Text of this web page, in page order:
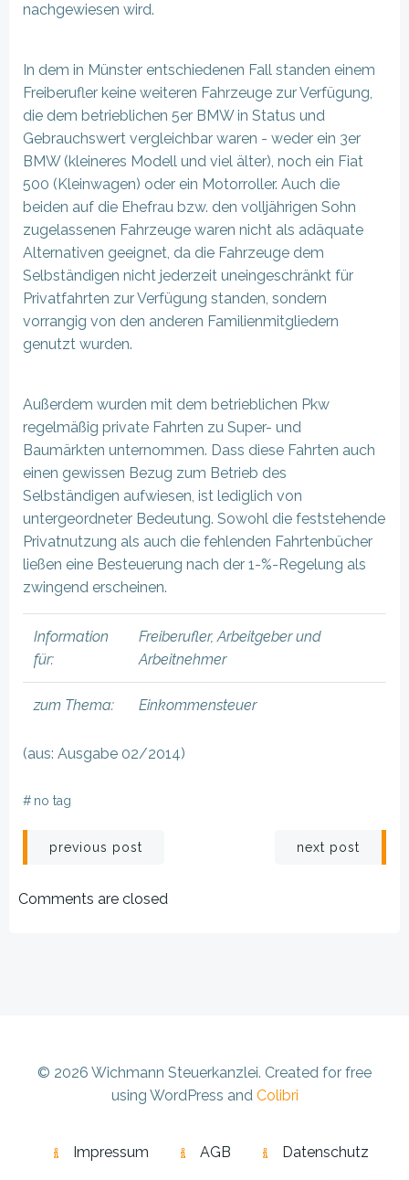
nachgewiesen wird.
In dem in Münster entschiedenen Fall standen einem
Freiberufler keine weiteren Fahrzeuge zur Verfügung,
die dem betrieblichen 5er BMW in Status und
Gebrauchswert vergleichbar waren - weder ein 3er
BMW (kleineres Modell und viel älter), noch ein Fiat
500 (Kleinwagen) oder ein Motorroller. Auch die
beiden auf die Ehefrau bzw. den volljährigen Sohn
zugelassenen Fahrzeuge waren nicht als adäquate
Alternativen geeignet, da die Fahrzeuge dem
Selbständigen nicht jederzeit uneingeschränkt für
Privatfahrten zur Verfügung standen, sondern
vorrangig von den anderen Familienmitgliedern
genutzt wurden.
Außerdem wurden mit dem betrieblichen Pkw
regelmäßig private Fahrten zu Super- und
Baumärkten unternommen. Dass diese Fahrten auch
einen gewissen Bezug zum Betrieb des
Selbständigen aufwiesen, ist lediglich von
untergeordneter Bedeutung. Sowohl die feststehende
Privatnutzung als auch die fehlenden Fahrtenbücher
ließen eine Besteuerung nach der 1-%-Regelung als
zwingend erscheinen.
Information
für:
Freiberufler, Arbeitgeber und
Arbeitnehmer
zum Thema: Einkommensteuer
(aus: Ausgabe 02/2014)
# no tag
Beitragsnavigation
previous post next post
Comments are closed
© 2026 Wichmann Steuerkanzlei. Created for free
using WordPress and Colibri
Impressum AGB Datenschutz